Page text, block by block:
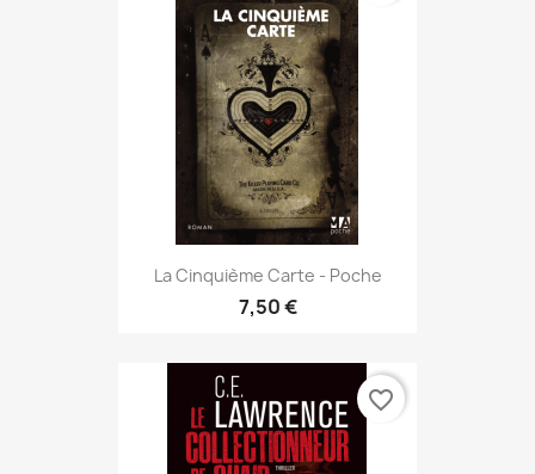
La Cinquième Carte - Poche
7,50 €
favorite_border